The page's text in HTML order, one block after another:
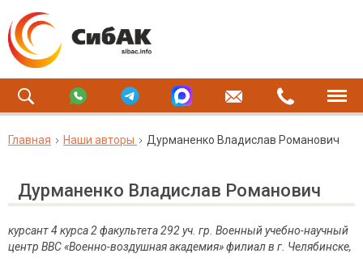
Главная Наши авторы Дурманенко Владислав Романович
Дурманенко Владислав Романович
курсант 4 курса 2 факультета 292 уч. гр. Военный учебно-научный
центр ВВС «Военно-воздушная академия» филиал в г. Челябинске,